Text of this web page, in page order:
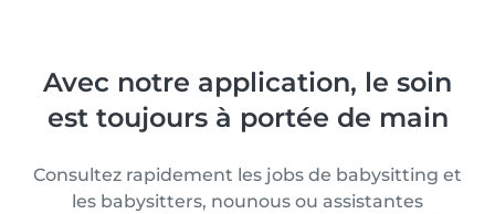
Avec notre application, le soin
est toujours à portée de main
Consultez rapidement les jobs de babysitting et
les babysitters, nounous ou assistantes